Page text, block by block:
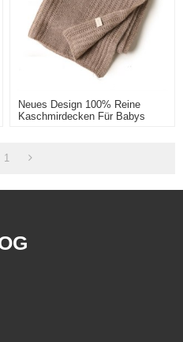
Neues Design 100% Reine
Kaschmirdecken Für Babys
1